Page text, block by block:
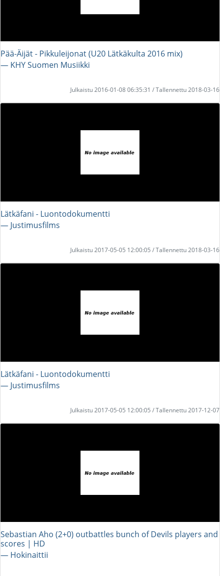
Pää-Äijät - Pikkuleijonat (U20 Lätkäkulta 2016 mix)
― KHY Suomen Musiikki
Julkaistu 2016-01-08 06:35:31 / Tallennettu 2018-03-16
Lätkäfani - Luontodokumentti
― Justimusfilms
Julkaistu 2017-05-05 12:00:05 / Tallennettu 2018-03-16
Lätkäfani - Luontodokumentti
― Justimusfilms
Julkaistu 2017-05-05 12:00:05 / Tallennettu 2017-12-07
Sebastian Aho (2+0) outbattles bunch of Devils players and
scores | HD
― Hokinaittii